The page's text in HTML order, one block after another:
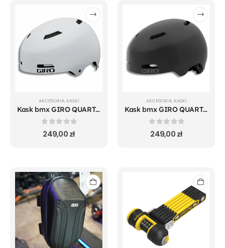
AKCESORIA, KASKI
Kask bmx GIRO QUARTER FS matte chalk
0out of 5
249,00zł
AKCESORIA, KASKI
Kask bmx GIRO QUARTER FS matte black
0out of 5
249,00zł